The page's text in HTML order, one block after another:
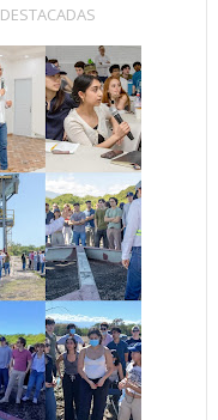
DESTACADAS